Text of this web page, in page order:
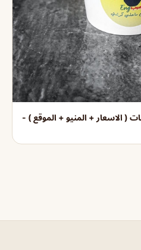
الاسعار + المنيو + الموقع ) -